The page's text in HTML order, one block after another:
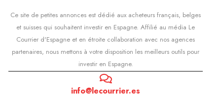
Ce site de petites annonces est dédié aux acheteurs français, belges
et suisses qui souhaitent investir en Espagne. Affilié au média Le
Courrier d'Espagne et en étroite collaboration avec nos agences
partenaires, nous mettons à votre disposition les meilleurs outils pour
investir en Espagne.
info@lecourrier.es